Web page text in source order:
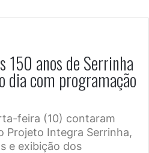
150 anos de Serrinha
dia com programação
feira (10) contaram
Projeto Integra Serrinha,
e exibição dos